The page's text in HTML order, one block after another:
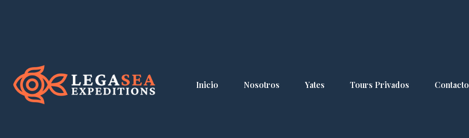
Inicio Nosotros Yates Tours Privados Contacto